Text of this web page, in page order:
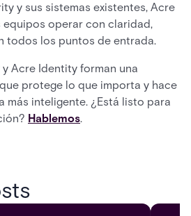
y sus sistemas existentes, Acre
equipos operar con claridad,
todos los puntos de entrada.
Acre Identity forman una
protege lo que importa y hace
más inteligente. ¿Está listo para
Hablemos.